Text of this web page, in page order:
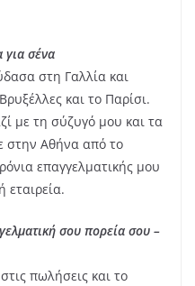
για σένα
στη Γαλλία και
και το Παρίσι.
με τη σύζυγό μου και τα
στην Αθήνα από το
επαγγελματικής μου
εταιρεία.
σου πορεία σου –
πωλήσεις και το